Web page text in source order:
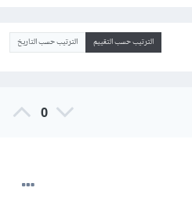
الترتيب حسب التقييم الترتيب حسب التاريخ
0